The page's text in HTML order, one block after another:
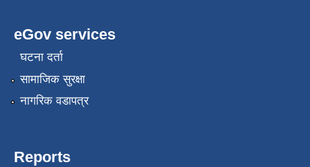
eGov services
घटना दर्ता
सामाजिक सुरक्षा
नागरिक वडापत्र
Reports